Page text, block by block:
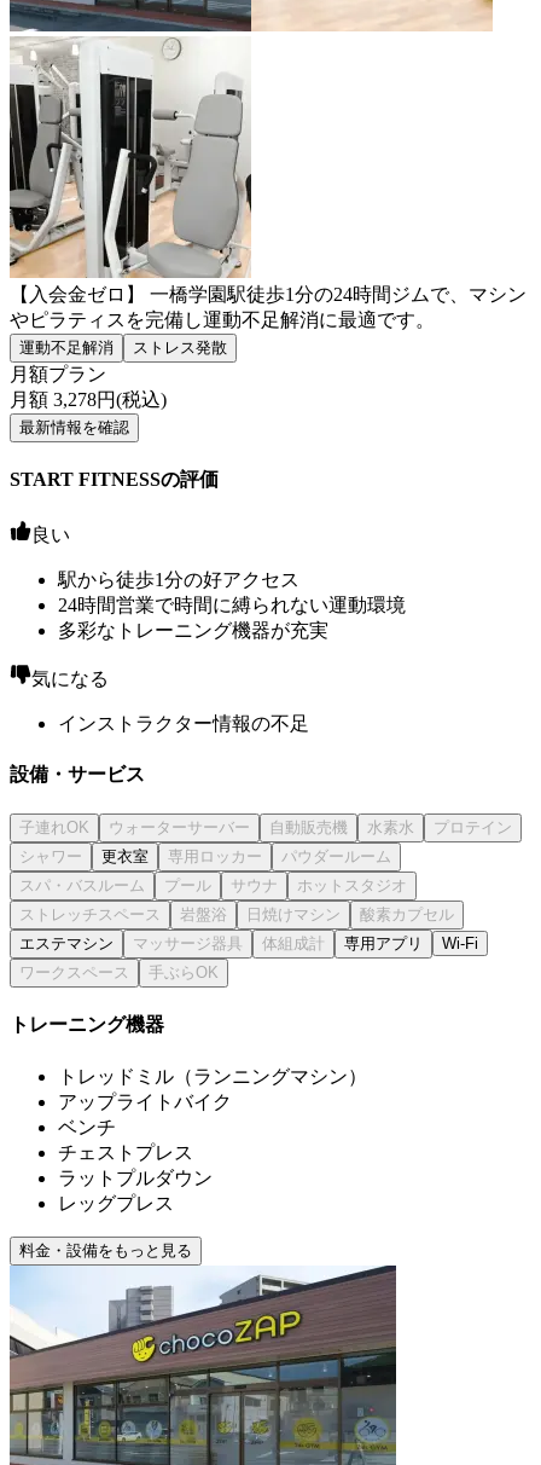
【入会金ゼロ】 一橋学園駅徒歩1分の24時間ジムで、マシン
やピラティスを完備し運動不足解消に最適です。
運動不足解消 ストレス発散
月額プラン
月額 3,278円(税込)
最新情報を確認
START FITNESSの評価
良い
駅から徒歩1分の好アクセス
24時間営業で時間に縛られない運動環境
多彩なトレーニング機器が充実
気になる
インストラクター情報の不足
設備・サービス
更衣室
エステマシン 専用アプリ Wi-Fi
トレーニング機器
トレッドミル（ランニングマシン）
アップライトバイク
ベンチ
チェストプレス
ラットプルダウン
レッグプレス
料金・設備をもっと見る